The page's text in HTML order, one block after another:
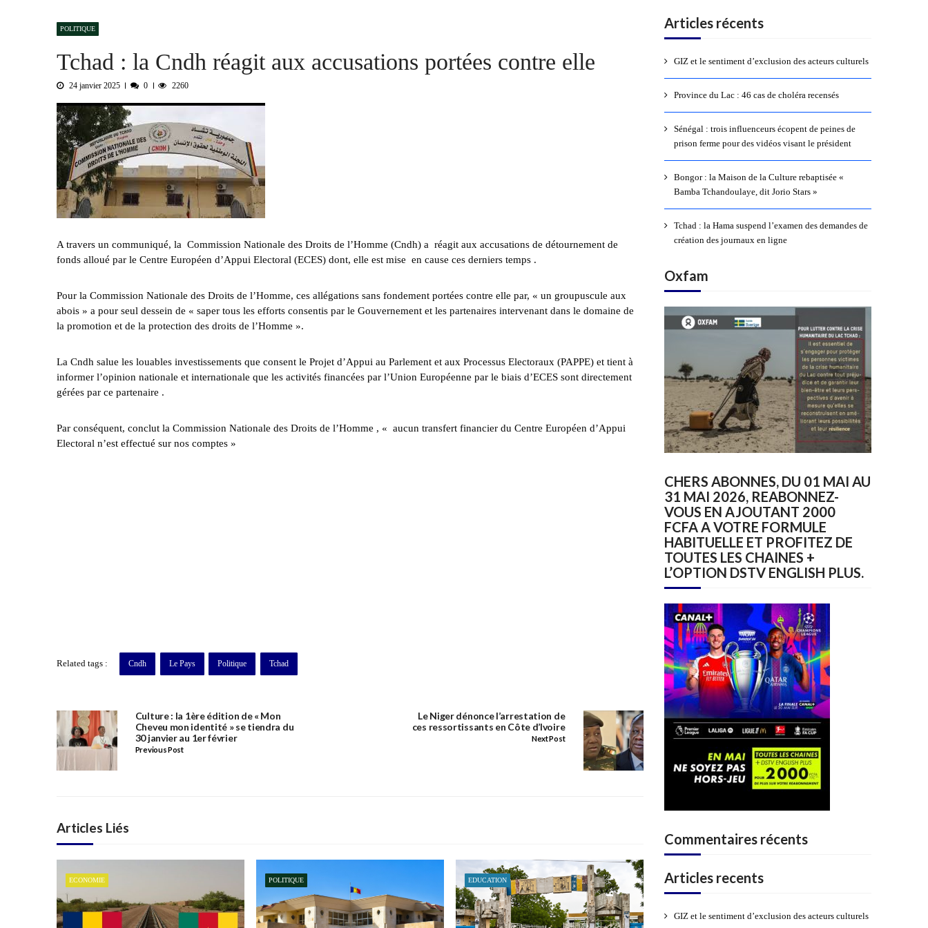
GIZ et le sentiment d’exclusion des acteurs culturels 8 AOÛT 2026
POLITIQUE
Tchad : la Cndh réagit aux accusations portées contre elle
24 janvier 2025 0 2260
A travers un communiqué, la Commission Nationale des Droits de l’Homme (Cndh) a réagit aux accusations de détournement de
fonds alloué par le Centre Européen d’Appui Electoral (ECES) dont, elle est mise en cause ces derniers temps .
Pour la Commission Nationale des Droits de l’Homme, ces allégations sans fondement portées contre elle par, « un groupuscule aux
abois » a pour seul dessein de « saper tous les efforts consentis par le Gouvernement et les partenaires intervenant dans le domaine de
la promotion et de la protection des droits de l’Homme ».
La Cndh salue les louables investissements que consent le Projet d’Appui au Parlement et aux Processus Electoraux (PAPPE) et tient à
informer l’opinion nationale et internationale que les activités financées par l’Union Européenne par le biais d’ECES sont directement
gérées par ce partenaire .
Par conséquent, conclut la Commission Nationale des Droits de l’Homme , « aucun transfert financier du Centre Européen d’Appui
Electoral n’est effectué sur nos comptes »
Related tags : Cndh Le Pays Politique Tchad
Culture : la 1ère édition de « Mon
Cheveu mon identité » se tiendra du
30 janvier au 1er février
Previous Post
Le Niger dénonce l’arrestation de
ces ressortissants en Côte d’Ivoire
Next Post
Articles Liés
ECONOMIE POLITIQUE EDUCATION
Articles récents
GIZ et le sentiment d’exclusion des acteurs culturels
Province du Lac : 46 cas de choléra recensés
Sénégal : trois influenceurs écopent de peines de
prison ferme pour des vidéos visant le président
Bongor : la Maison de la Culture rebaptisée «
Bamba Tchandoulaye, dit Jorio Stars »
Tchad : la Hama suspend l’examen des demandes de
création des journaux en ligne
Oxfam
CHERS ABONNES, DU 01 MAI AU
31 MAI 2026, REABONNEZ-
VOUS EN AJOUTANT 2000
FCFA A VOTRE FORMULE
HABITUELLE ET PROFITEZ DE
TOUTES LES CHAINES +
L’OPTION DSTV ENGLISH PLUS.
Commentaires récents
Articles recents
GIZ et le sentiment d’exclusion des acteurs culturels